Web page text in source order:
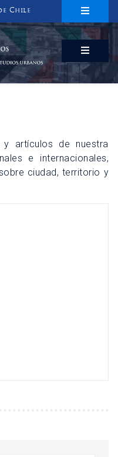
Chile
URBANOS
Y ESTUDIOS URBANOS
artículos de nuestra
e internacionales,
ciudad, territorio y